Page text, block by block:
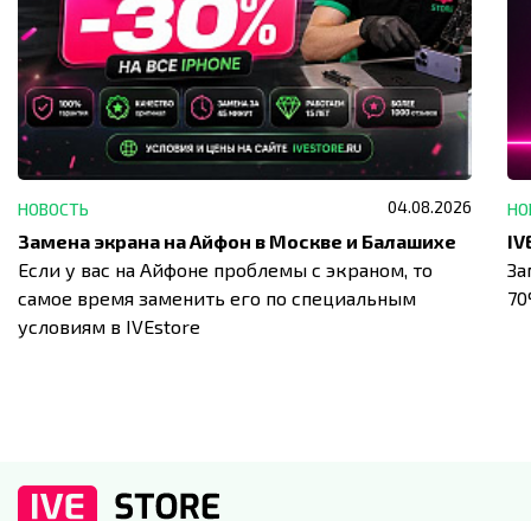
НОВОСТЬ 04.08.2026
Замена экрана на Айфон в Москве и Балашихе
Если у вас на Айфоне проблемы с экраном, то
самое время заменить его по специальным
условиям в IVEstore